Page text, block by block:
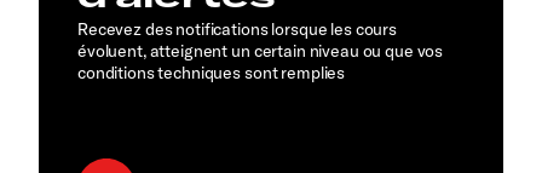
Recevez des notifications lorsque les cours
évoluent, atteignent un certain niveau ou que vos
conditions techniques sont remplies